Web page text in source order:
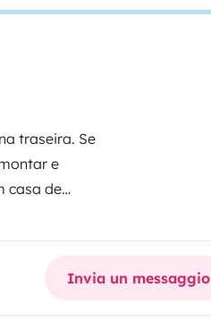
traseira. Se
e
casa de
água quente.
Invia un messaggio